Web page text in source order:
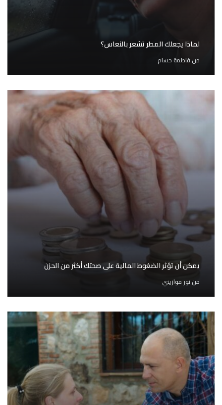
لماذا يجعلك المطر تشعر بالنعاس؟
من فاطمة حسام
يمكن أن تؤثر الضغوط المالية على صحتك أكثر من الحزن
مننور موازيني